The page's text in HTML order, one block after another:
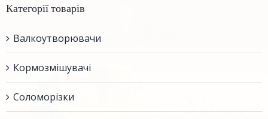
Категорії товарів
Валкоутворювачи
Кормозмішувачі
Соломорізки